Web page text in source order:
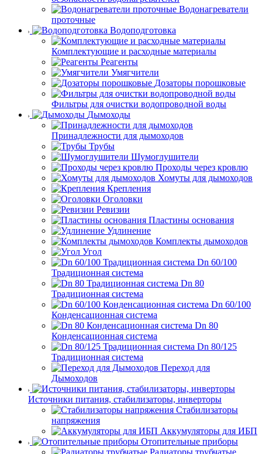
Водонагреватели
проточные
Водоподготовка
Комплектующие и расходные материалы
Реагенты
Умягчители
Дозаторы порошковые
Фильтры для очистки водопроводной воды
Дымоходы
Принадлежности для дымоходов
Трубы
Шумоглушители
Проходы через кровлю
Хомуты для дымоходов
Крепления
Оголовки
Ревизии
Пластины основания
Удлинение
Комплекты дымоходов
Угол
Dn 60/100
Традиционная система
Dn 80
Традиционная система
Dn 60/100
Конденсационная система
Dn 80
Конденсационная система
Dn 80/125
Традиционная система
Переход для
Дымоходов
Источники питания, стабилизаторы, инверторы
Стабилизаторы
напряжения
Аккумуляторы для ИБП
Отопительные приборы
Радиаторы трубчатые